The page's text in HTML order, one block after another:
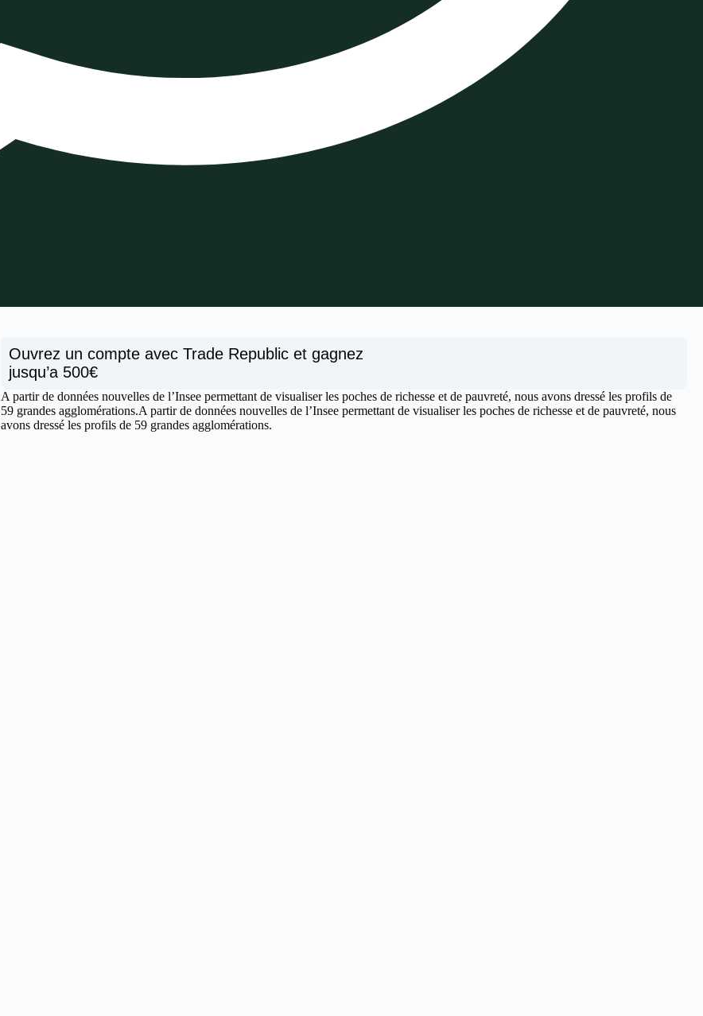
Ouvrez un compte avec Trade Republic et gagnez
jusqu’a 500€
A partir de données nouvelles de l’Insee permettant de visualiser les poches de richesse et de pauvreté, nous avons dressé les profils de
59 grandes agglomérations.A partir de données nouvelles de l’Insee permettant de visualiser les poches de richesse et de pauvreté, nous
avons dressé les profils de 59 grandes agglomérations.